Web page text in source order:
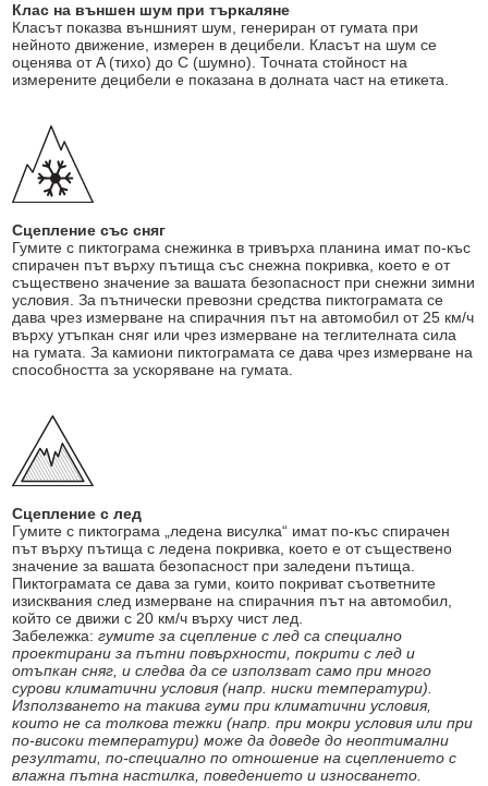
Клас на външен шум при търкаляне
Класът показва външният шум, генериран от гумата при
нейното движение, измерен в децибели. Класът на шум се
оценява от A (тихо) до C (шумно). Точната стойност на
измерените децибели е показана в долната част на етикета.
Сцепление със сняг
Гумите с пиктограма снежинка в тривърха планина имат по-къс
спирачен път върху пътища със снежна покривка, което е от
съществено значение за вашата безопасност при снежни зимни
условия. За пътнически превозни средства пиктограмата се
дава чрез измерване на спирачния път на автомобил от 25 км/ч
върху утъпкан сняг или чрез измерване на теглителната сила
на гумата. За камиони пиктограмата се дава чрез измерване на
способността за ускоряване на гумата.
Сцепление с лед
Гумите с пиктограма „ледена висулка“ имат по-къс спирачен
път върху пътища с ледена покривка, което е от съществено
значение за вашата безопасност при заледени пътища.
Пиктограмата се дава за гуми, които покриват съответните
изисквания след измерване на спирачния път на автомобил,
който се движи с 20 км/ч върху чист лед.
Забележка:гумите за сцепление с лед са специално
проектирани за пътни повърхности, покрити с лед и
отъпкан сняг, и следва да се използват само при много
сурови климатични условия (напр. ниски температури).
Използването на такива гуми при климатични условия,
които не са толкова тежки (напр. при мокри условия или при
по-високи температури) може да доведе до неоптимални
резултати, по-специално по отношение на сцеплението с
влажна пътна настилка, поведението и износването.